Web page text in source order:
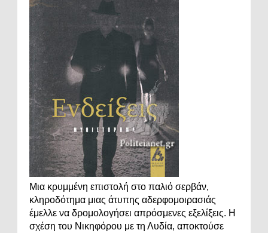
Μια κρυμμένη επιστολή στο παλιό σερβάν,
κληροδότημα μιας άτυπης αδερφομοιρασιάς
έμελλε να δρομολογήσει απρόσμενες εξελίξεις. Η
σχέση του Νικηφόρου με τη Λυδία, αποκτούσε